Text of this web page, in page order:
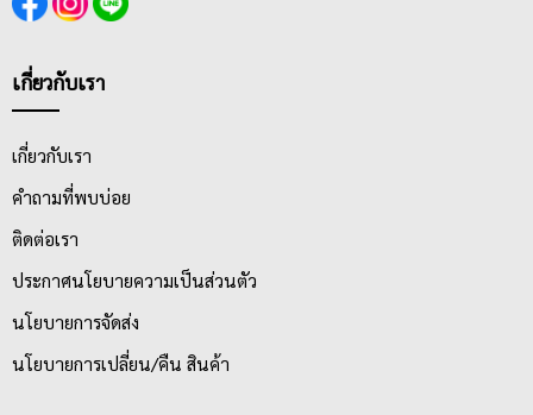
เกี่ยวกับเรา
เกี่ยวกับเรา
คำถามที่พบบ่อย
ติดต่อเรา
ประกาศนโยบายความเป็นส่วนตัว
นโยบายการจัดส่ง
นโยบายการเปลี่ยน/คืน สินค้า